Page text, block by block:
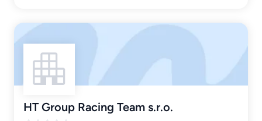
HT Group Racing Team s.r.o.